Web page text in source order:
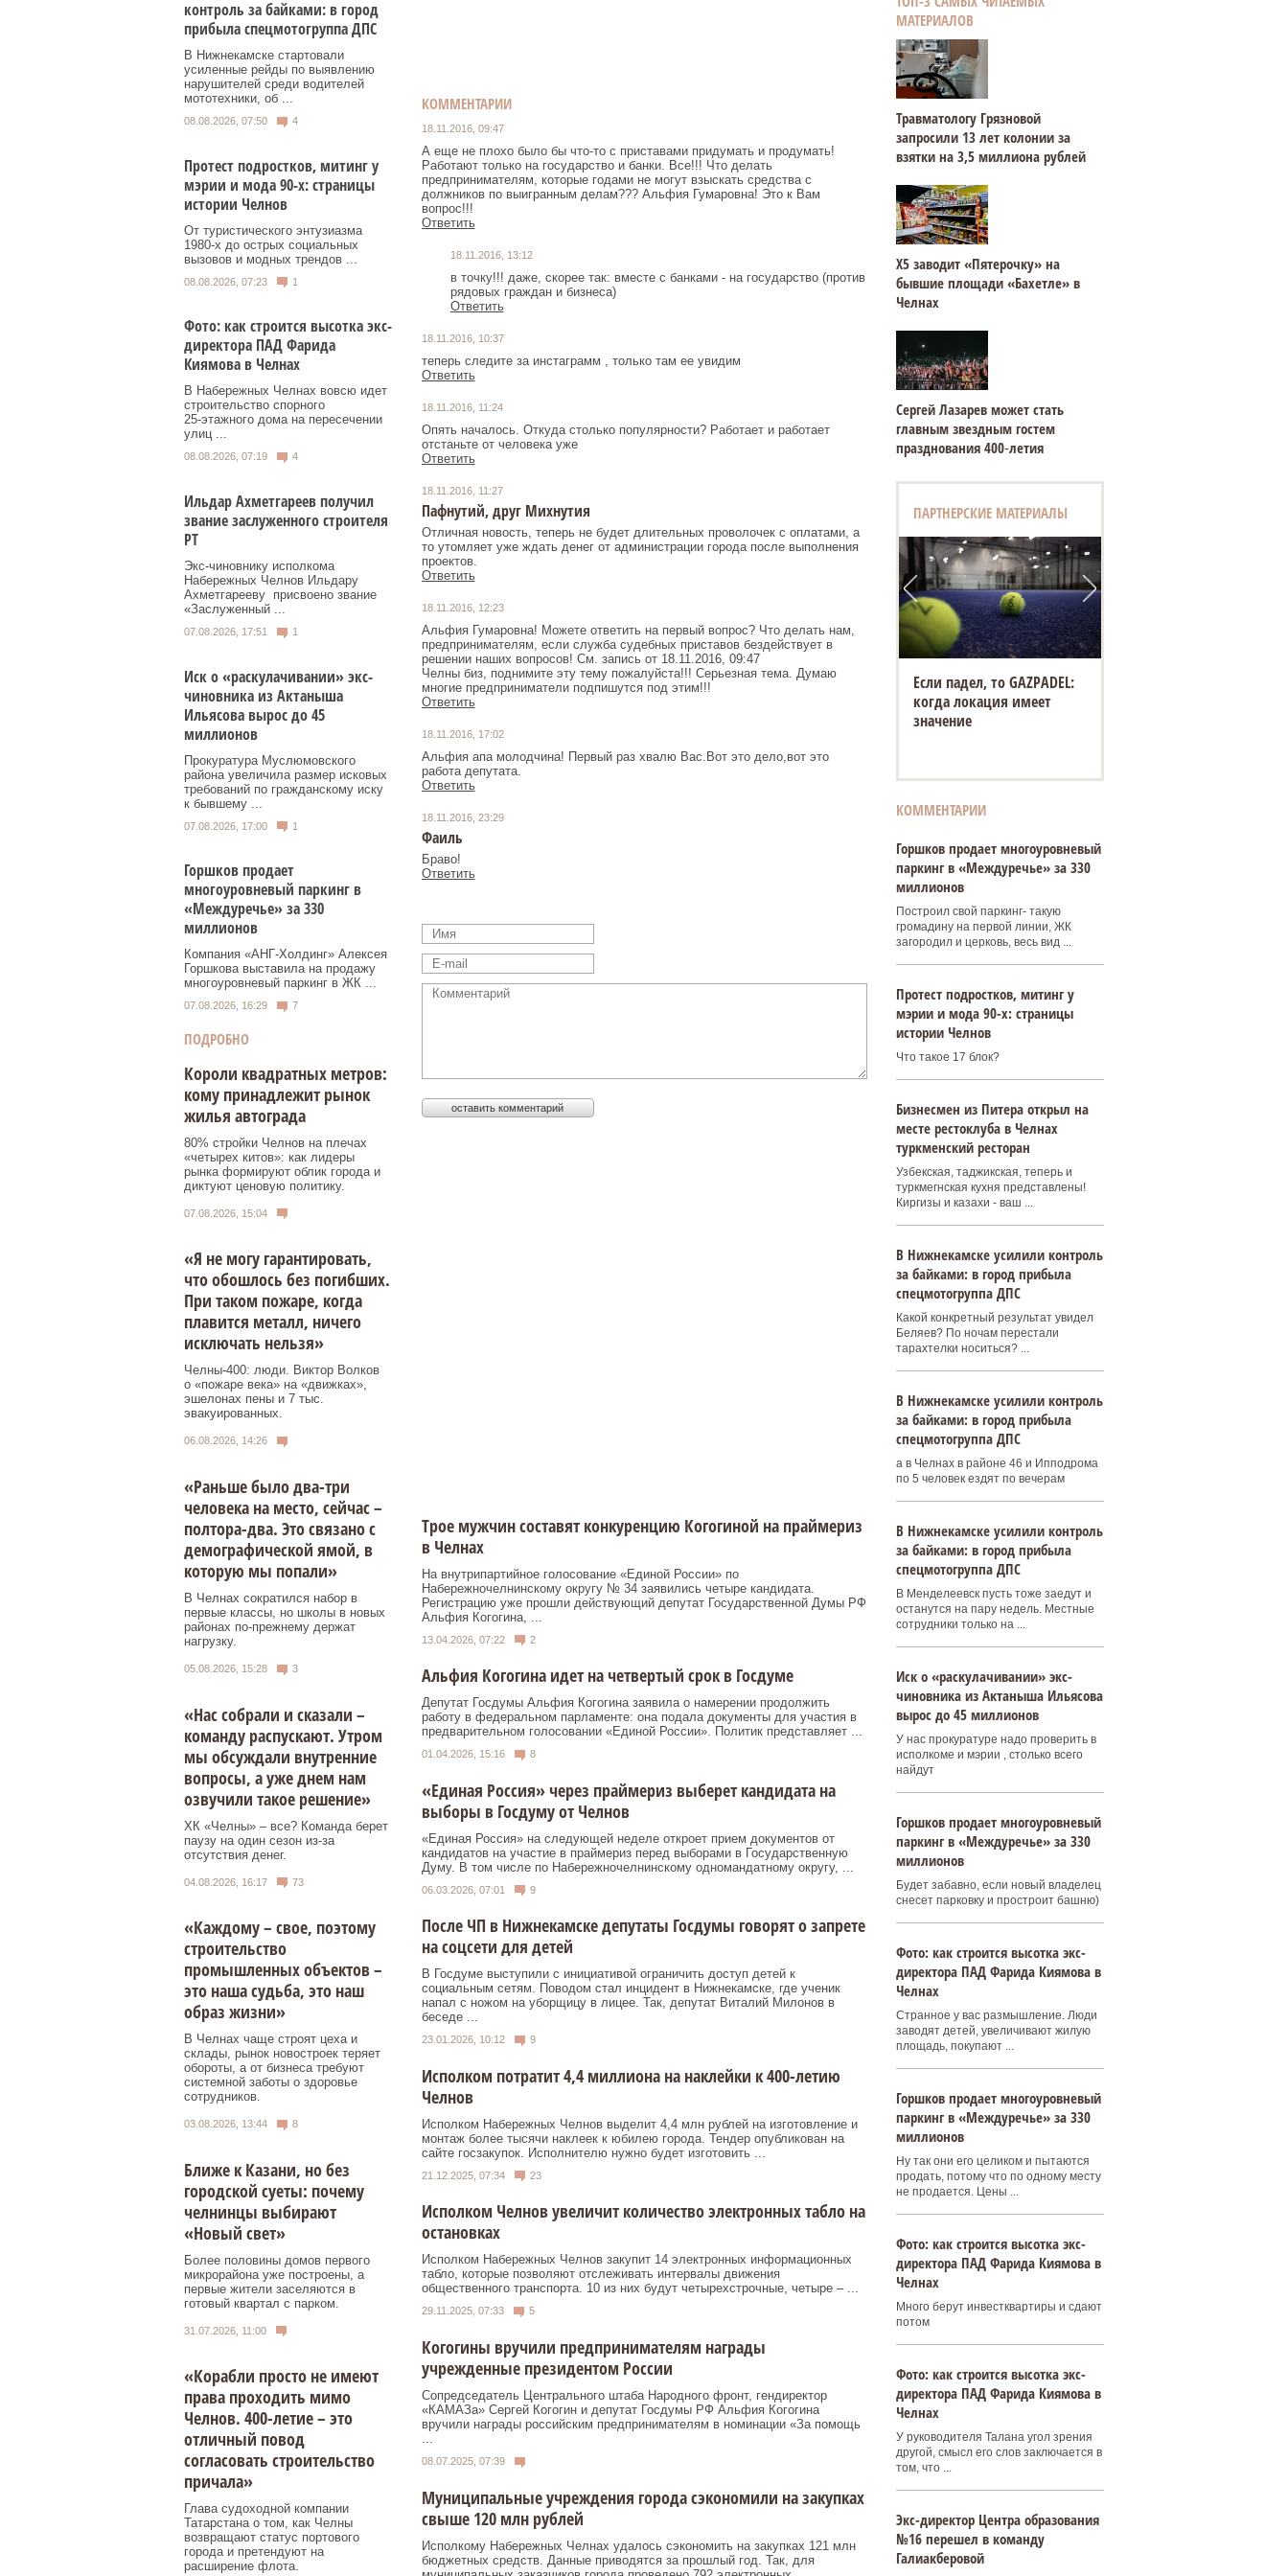
контроль за байками: в город
прибыла спецмотогруппа ДПС
В Нижнекамске стартовали
усиленные рейды по выявлению
нарушителей среди водителей
мототехники, об ...
08.08.2026, 07:50 4
Протест подростков, митинг у
мэрии и мода 90-х: страницы
истории Челнов
От туристического энтузиазма
1980‑х до острых социальных
вызовов и модных трендов ...
08.08.2026, 07:23 1
Фото: как строится высотка экс-
директора ПАД Фарида
Киямова в Челнах
В Набережных Челнах вовсю идет
строительство спорного
25‑этажного дома на пересечении
улиц ...
08.08.2026, 07:19 4
Ильдар Ахметгареев получил
звание заслуженного строителя
РТ
Экс‑чиновнику исполкома
Набережных Челнов Ильдару
Ахметгарееву присвоено звание
«Заслуженный ...
07.08.2026, 17:51 1
Иск о «раскулачивании» экс-
чиновника из Актаныша
Ильясова вырос до 45
миллионов
Прокуратура Муслюмовского
района увеличила размер исковых
требований по гражданскому иску
к бывшему ...
07.08.2026, 17:00 1
Горшков продает
многоуровневый паркинг в
«Междуречье» за 330
миллионов
Компания «АНГ-Холдинг» Алексея
Горшкова выставила на продажу
многоуровневый паркинг в ЖК ...
07.08.2026, 16:29 7
ПОДРОБНО
Короли квадратных метров:
кому принадлежит рынок
жилья автограда
80% стройки Челнов на плечах
«четырех китов»: как лидеры
рынка формируют облик города и
диктуют ценовую политику.
07.08.2026, 15:04
«Я не могу гарантировать,
что обошлось без погибших.
При таком пожаре, когда
плавится металл, ничего
исключать нельзя»
Челны-400: люди. Виктор Волков
о «пожаре века» на «движках»,
эшелонах пены и 7 тыс.
эвакуированных.
06.08.2026, 14:26
«Раньше было два-три
человека на место, сейчас –
полтора-два. Это связано с
демографической ямой, в
которую мы попали»
В Челнах сократился набор в
первые классы, но школы в новых
районах по-прежнему держат
нагрузку.
05.08.2026, 15:28 3
«Нас собрали и сказали –
команду распускают. Утром
мы обсуждали внутренние
вопросы, а уже днем нам
озвучили такое решение»
ХК «Челны» – все? Команда берет
паузу на один сезон из-за
отсутствия денег.
04.08.2026, 16:17 73
«Каждому – свое, поэтому
строительство
промышленных объектов –
это наша судьба, это наш
образ жизни»
В Челнах чаще строят цеха и
склады, рынок новостроек теряет
обороты, а от бизнеса требуют
системной заботы о здоровье
сотрудников.
03.08.2026, 13:44 8
Ближе к Казани, но без
городской суеты: почему
челнинцы выбирают
«Новый свет»
Более половины домов первого
микрорайона уже построены, а
первые жители заселяются в
готовый квартал с парком.
31.07.2026, 11:00
«Корабли просто не имеют
права проходить мимо
Челнов. 400-летие – это
отличный повод
согласовать строительство
причала»
Глава судоходной компании
Татарстана о том, как Челны
возвращают статус портового
города и претендуют на
расширение флота.
КОММЕНТАРИИ
18.11.2016, 09:47
А еще не плохо было бы что-то с приставами придумать и продумать!
Работают только на государство и банки. Все!!! Что делать
предпринимателям, которые годами не могут взыскать средства с
должников по выигранным делам??? Альфия Гумаровна! Это к Вам
вопрос!!!
Ответить
18.11.2016, 13:12
в точку!!! даже, скорее так: вместе с банками - на государство (против
рядовых граждан и бизнеса)
Ответить
18.11.2016, 10:37
теперь следите за инстаграмм , только там ее увидим
Ответить
18.11.2016, 11:24
Опять началось. Откуда столько популярности? Работает и работает
отстаньте от человека уже
Ответить
18.11.2016, 11:27
Пафнутий, друг Михнутия
Отличная новость, теперь не будет длительных проволочек с оплатами, а
то утомляет уже ждать денег от администрации города после выполнения
проектов.
Ответить
18.11.2016, 12:23
Альфия Гумаровна! Можете ответить на первый вопрос? Что делать нам,
предпринимателям, если служба судебных приставов бездействует в
решении наших вопросов! См. запись от 18.11.2016, 09:47
Челны биз, поднимите эту тему пожалуйста!!! Серьезная тема. Думаю
многие предприниматели подпишутся под этим!!!
Ответить
18.11.2016, 17:02
Альфия апа молодчина! Первый раз хвалю Вас.Вот это дело,вот это
работа депутата.
Ответить
18.11.2016, 23:29
Фаиль
Браво!
Ответить
Трое мужчин составят конкуренцию Когогиной на праймериз
в Челнах
На внутрипартийное голосование «Единой России» по
Набережночелнинскому округу № 34 заявились четыре кандидата.
Регистрацию уже прошли действующий депутат Государственной Думы РФ
Альфия Когогина, ...
13.04.2026, 07:22 2
Альфия Когогина идет на четвертый срок в Госдуме
Депутат Госдумы Альфия Когогина заявила о намерении продолжить
работу в федеральном парламенте: она подала документы для участия в
предварительном голосовании «Единой России». Политик представляет ...
01.04.2026, 15:16 8
«Единая Россия» через праймериз выберет кандидата на
выборы в Госдуму от Челнов
«Единая Россия» на следующей неделе откроет прием документов от
кандидатов на участие в праймериз перед выборами в Государственную
Думу. В том числе по Набережночелнинскому одномандатному округу, ...
06.03.2026, 07:01 9
После ЧП в Нижнекамске депутаты Госдумы говорят о запрете
на соцсети для детей
В Госдуме выступили с инициативой ограничить доступ детей к
социальным сетям. Поводом стал инцидент в Нижнекамске, где ученик
напал с ножом на уборщицу в лицее. Так, депутат Виталий Милонов в
беседе ...
23.01.2026, 10:12 9
Исполком потратит 4,4 миллиона на наклейки к 400-летию
Челнов
Исполком Набережных Челнов выделит 4,4 млн рублей на изготовление и
монтаж более тысячи наклеек к юбилею города. Тендер опубликован на
сайте госзакупок. Исполнителю нужно будет изготовить ...
21.12.2025, 07:34 23
Исполком Челнов увеличит количество электронных табло на
остановках
Исполком Набережных Челнов закупит 14 электронных информационных
табло, которые позволяют отслеживать интервалы движения
общественного транспорта. 10 из них будут четырехстрочные, четыре – ...
29.11.2025, 07:33 5
Когогины вручили предпринимателям награды
учрежденные президентом России
Сопредседатель Центрального штаба Народного фронт, гендиректор
«КАМАЗа» Сергей Когогин и депутат Госдумы РФ Альфия Когогина
вручили награды российским предпринимателям в номинации «За помощь
...
08.07.2025, 07:39
Муниципальные учреждения города сэкономили на закупках
свыше 120 млн рублей
Исполкому Набережных Челнах удалось сэкономить на закупках 121 млн
бюджетных средств. Данные приводятся за прошлый год. Так, для
МАТЕРИАЛОВ
Травматологу Грязновой
запросили 13 лет колонии за
взятки на 3,5 миллиона рублей
Х5 заводит «Пятерочку» на
бывшие площади «Бахетле» в
Челнах
Сергей Лазарев может стать
главным звездным гостем
празднования 400‑летия
ПАРТНЕРСКИЕ МАТЕРИАЛЫ
Если падел, то GAZPADEL:
когда локация имеет
значение
КОММЕНТАРИИ
Горшков продает многоуровневый
паркинг в «Междуречье» за 330
миллионов
Построил свой паркинг- такую
громадину на первой линии, ЖК
загородил и церковь, весь вид ...
Протест подростков, митинг у
мэрии и мода 90-х: страницы
истории Челнов
Что такое 17 блок?
Бизнесмен из Питера открыл на
месте рестоклуба в Челнах
туркменский ресторан
Узбекская, таджикская, теперь и
туркмегнская кухня представлены!
Киргизы и казахи - ваш ...
В Нижнекамске усилили контроль
за байками: в город прибыла
спецмотогруппа ДПС
Какой конкретный результат увидел
Беляев? По ночам перестали
тарахтелки носиться? ...
В Нижнекамске усилили контроль
за байками: в город прибыла
спецмотогруппа ДПС
а в Челнах в районе 46 и Ипподрома
по 5 человек ездят по вечерам
В Нижнекамске усилили контроль
за байками: в город прибыла
спецмотогруппа ДПС
В Менделеевск пусть тоже заедут и
останутся на пару недель. Местные
сотрудники только на ...
Иск о «раскулачивании» экс-
чиновника из Актаныша Ильясова
вырос до 45 миллионов
У нас прокуратуре надо проверить в
исполкоме и мэрии , столько всего
найдут
Горшков продает многоуровневый
паркинг в «Междуречье» за 330
миллионов
Будет забавно, если новый владелец
снесет парковку и простроит башню)
Фото: как строится высотка экс-
директора ПАД Фарида Киямова в
Челнах
Странное у вас размышление. Люди
заводят детей, увеличивают жилую
площадь, покупают ...
Горшков продает многоуровневый
паркинг в «Междуречье» за 330
миллионов
Ну так они его целиком и пытаются
продать, потому что по одному месту
не продается. Цены ...
Фото: как строится высотка экс-
директора ПАД Фарида Киямова в
Челнах
Много берут инвестквартиры и сдают
потом
Фото: как строится высотка экс-
директора ПАД Фарида Киямова в
Челнах
У руководителя Талана угол зрения
другой, смысл его слов заключается в
том, что ...
Экс-директор Центра образования
№16 перешел в команду
Галиакберовой